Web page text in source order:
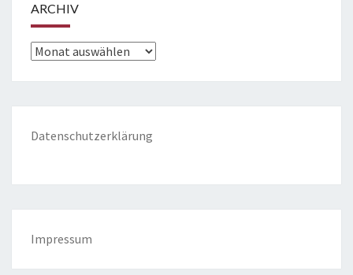
ARCHIV
Archiv
Datenschutzerklärung
Impressum